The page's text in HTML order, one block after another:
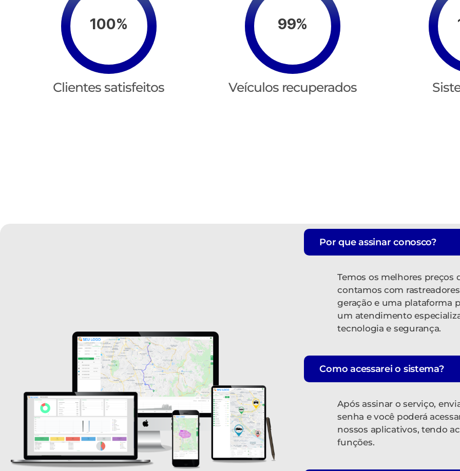
100%
Clientes satisfeitos
99%
Veículos recuperados
Por que assinar conosco?
Temos os melhores preços
contamos com
geração e uma plataforma
um atendimento
tecnologia e segurança.
Como acessarei o sistema?
Após assinar o serviço,
senha e você poderá
nossos aplicativos, tendo
funções.